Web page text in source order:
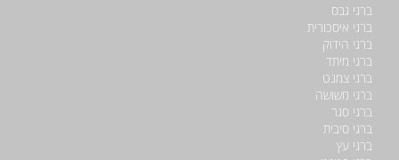
ברגי גבס
ברגי איסכורית
ברגי הידוק
ברגי מיתד
ברגי צמנט
ברגי משושה
ברגי סגר
ברגי סיבית
ברגי עץ